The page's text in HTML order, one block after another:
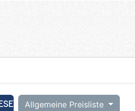
Allgemeine Preisliste